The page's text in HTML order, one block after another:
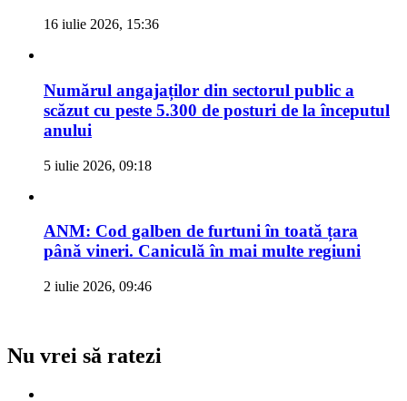
16 iulie 2026, 15:36
Numărul angajaților din sectorul public a
scăzut cu peste 5.300 de posturi de la începutul
anului
5 iulie 2026, 09:18
ANM: Cod galben de furtuni în toată țara
până vineri. Caniculă în mai multe regiuni
2 iulie 2026, 09:46
Nu vrei să ratezi